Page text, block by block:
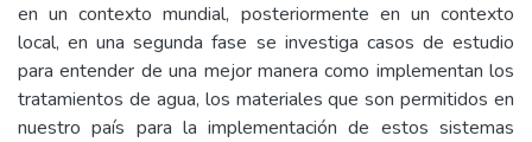
en un contexto mundial, posteriormente en un contexto
local, en una segunda fase se investiga casos de estudio
para entender de una mejor manera como implementan los
tratamientos de agua, los materiales que son permitidos en
nuestro país para la implementación de estos sistemas